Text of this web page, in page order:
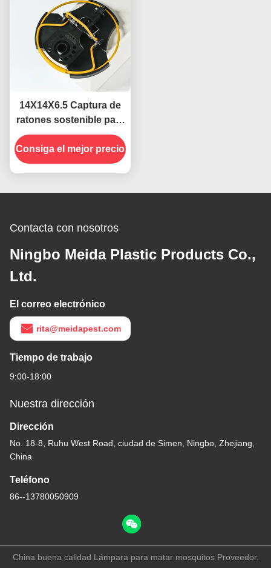
14X14X6.5 Captura de
ratones sostenible para
una gestión eficaz y
ecológica de plagas
Consiga el mejor precio
Contacta con nosotros
Ningbo Meida Plastic Products Co.,
Ltd.
El correo electrónico
rita@meidapest.com
Tiempo de trabajo
9:00-18:00
Nuestra dirección
Dirección
No. 18-8, Ruhu West Road, ciudad de Simen, Ningbo, Zhejiang,
China
Teléfono
86--13780050909
China buena calidad Lámpara para matar mosquitos Proveedor.